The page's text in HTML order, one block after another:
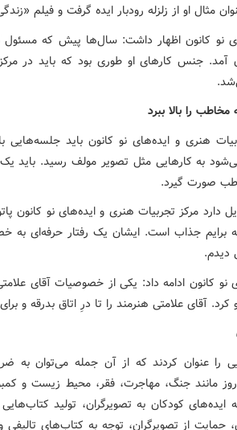
مثال او از زلزله رودبار ایده گرفت و فیلم
نو کانون اظهار داشت: سال‌ها پیش که
آمد. جنس کارهای او طوری بود که باید در
را بالا ببرد
هنری و ایده‌های نو کانون باید جلسه‌هایی
به کارهایی مثل تصویر مولف رسید. باید
صورت گیرد.
دارد مرکز تجربیات هنری و ایده‌های نو کانون
برایم جذاب است. ایشان یک رفتار حرفه‌ای به
دیدم.
نو کانون ادامه داد: یکی از خصوصیات آقای
آقای علامتی هنرمند را تا درِ اتاق بدرقه و
را عنوان کردند که از آن جمله می‌توان به
مانند جنگ، مهاجرت، فقر، محیط زیست و
ایده‌های کودکان به تصویرگران، تولید
از تصویرگران، توجه به کتاب‌های تالیفی